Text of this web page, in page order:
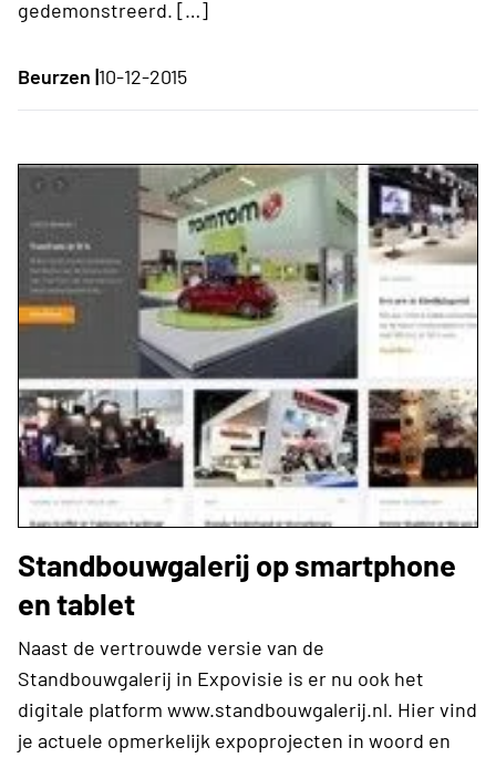
gedemonstreerd. […]
Beurzen |10-12-2015
Standbouwgalerij op smartphone
en tablet
Naast de vertrouwde versie van de
Standbouwgalerij in Expovisie is er nu ook het
digitale platform www.standbouwgalerij.nl. Hier vind
je actuele opmerkelijk expoprojecten in woord en